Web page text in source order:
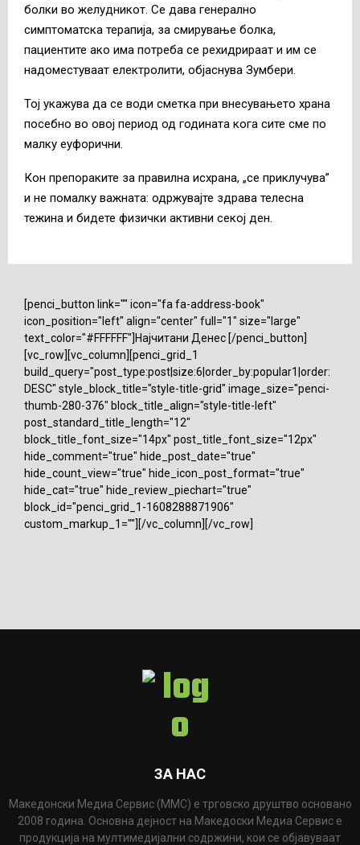
болки во желудникот. Се дава генерално
симптоматска терапија, за смирување болка,
пациентите ако има потреба се рехидрираат и им се
надоместуваат електролити, објаснува Зумбери.
Тој укажува да се води сметка при внесувањето храна
посебно во овој период од годината кога сите сме по
малку еуфорични.
Кон препораките за правилна исхрана, „се приклучува”
и не помалку важната: одржувајте здрава телесна
тежина и бидете физички активни секој ден.
[penci_button link="" icon="fa fa-address-book"
icon_position="left" align="center" full="1" size="large"
text_color="#FFFFFF"]Најчитани Денес [/penci_button]
[vc_row][vc_column][penci_grid_1
build_query="post_type:post|size:6|order_by:popular1|order:
DESC" style_block_title="style-title-grid" image_size="penci-
thumb-280-376" block_title_align="style-title-left"
post_standard_title_length="12"
block_title_font_size="14px" post_title_font_size="12px"
hide_comment="true" hide_post_date="true"
hide_count_view="true" hide_icon_post_format="true"
hide_cat="true" hide_review_piechart="true"
block_id="penci_grid_1-1608288871906"
custom_markup_1=""][/vc_column][/vc_row]
ЗА НАС
Македонски Медиа Сервис (ММС) е трговско друштво основано
2008 година. Основна дејност на Македоски Медиа Сервис е
продукција на мултимедијални содржини, кои се објавуваат